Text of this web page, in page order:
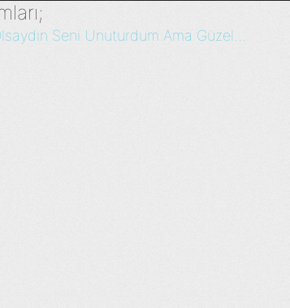
Seni Unuturdum Ama Güzel...